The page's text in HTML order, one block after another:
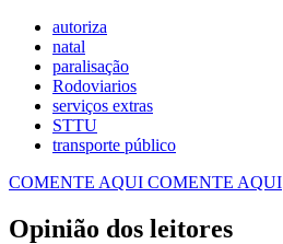
autoriza
natal
paralisação
Rodoviarios
serviços extras
STTU
transporte público
COMENTE AQUI COMENTE AQUI
Opinião dos leitores